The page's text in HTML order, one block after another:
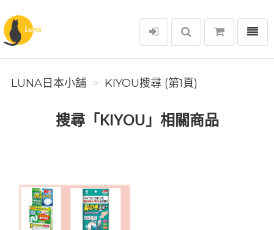
Luna日本小舖
選單
LUNA日本小舖 KIYOU搜尋 (第1頁)
搜尋「KIYOU」相關商品